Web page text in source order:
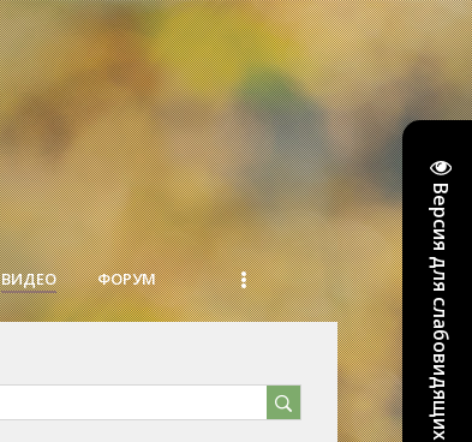
Версия для слабовидящих
ВИДЕО ФОРУМ